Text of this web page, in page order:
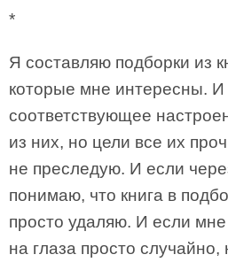
*
Я составляю подборки из
которые мне интересны. И
соответствующее
из них, но цели все их
не преследую. И если
понимаю, что книга в
просто удаляю. И если мне
на глаза просто случайно,